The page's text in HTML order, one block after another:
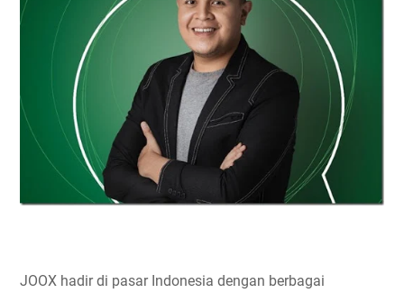
JOOX hadir di pasar Indonesia dengan berbagai